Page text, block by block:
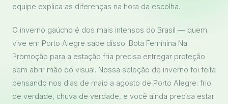
equipe explica as diferenças na hora da escolha.
O inverno gaúcho é dos mais intensos do Brasil — quem
vive em Porto Alegre sabe disso. Bota Feminina Na
Promoção para a estação fria precisa entregar proteção
sem abrir mão do visual. Nossa seleção de inverno foi feita
pensando nos dias de maio a agosto de Porto Alegre: frio
de verdade, chuva de verdade, e você ainda precisa estar